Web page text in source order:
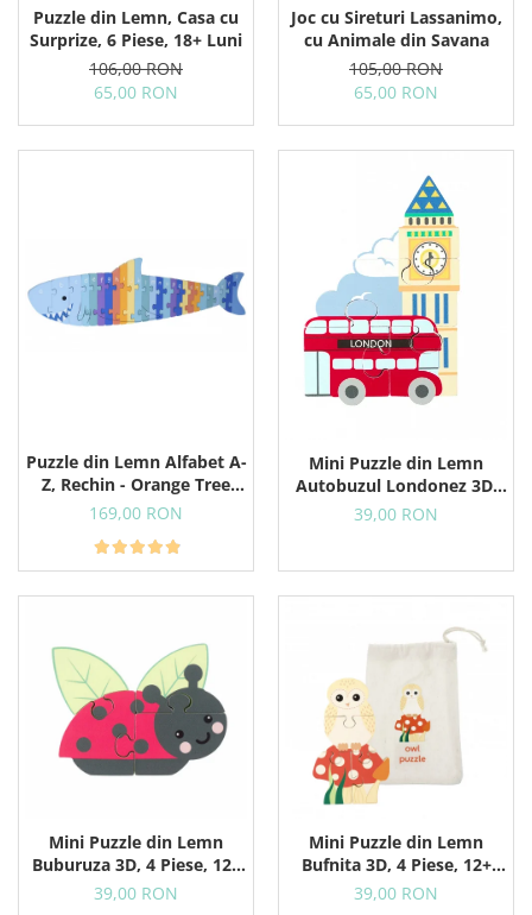
Puzzle din Lemn, Casa cu
Surprize, 6 Piese, 18+ Luni
106,00 RON
65,00 RON
Joc cu Sireturi Lassanimo,
cu Animale din Savana
105,00 RON
65,00 RON
Puzzle din Lemn Alfabet A-
Z, Rechin - Orange Tree
Toys
169,00 RON
Mini Puzzle din Lemn
Autobuzul Londonez 3D,
12+ Luni, 4 Piese
39,00 RON
Mini Puzzle din Lemn
Buburuza 3D, 4 Piese, 12+
Luni
39,00 RON
Mini Puzzle din Lemn
Bufnita 3D, 4 Piese, 12+
Luni
39,00 RON